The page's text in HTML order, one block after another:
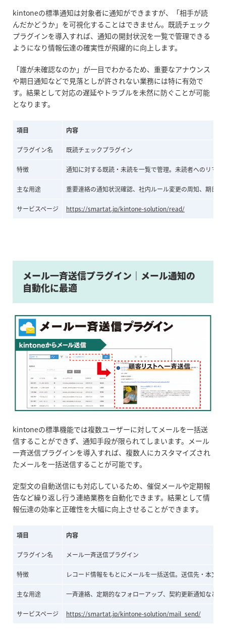
kintoneの標準通知は対象者に通知ができますが、「相手が読
んだかどうか」を可視化することはできません。既読チェック
プラグインを導入すれば、通知の開封状況を一覧で管理できる
ようになり情報伝達の確実性が飛躍的に向上します。
「誰が未確認なのか」が一目でわかるため、重要なアナウンス
や期日通知などで見落としが許されない業務には特に有効で
す。結果として対応の遅延やトラブルを未然に防ぐことが可能
となります。
項目 内容
プラグイン名 既読チェックプラグイン
特徴 通知に対する既読・未読を一覧で管理。未読者へのリマイ
主な用途 重要連絡の通知状況確認、社内ルール変更の周知、期日リ
サービスページ https://smartat.jp/kintone-solution/read/
メール一斉送信プラグイン｜メール通知の
自動化に最適
kintoneの標準機能では複数ユーザーに対してメールを一括送
信することができず、通知手段が限られてしまいます。メール
一斉送信プラグインを導入すれば、複数人にカスタマイズされ
たメールを一括送信することが可能です。
定型文の自動送信にも対応しているため、催促メールや定期報
告など繰り返し行う連絡業務を自動化できます。結果として情
報伝達の効率と正確性を大幅に向上させることができます。
項目 内容
プラグイン名 メール一斉送信プラグイン
特徴 レコード情報をもとにメールを一括送信。送信先・本文
主な用途 一斉連絡、定期的なフォローアップ、契約更新通知など
サービスページ https://smartat.jp/kintone-solution/mail_send/